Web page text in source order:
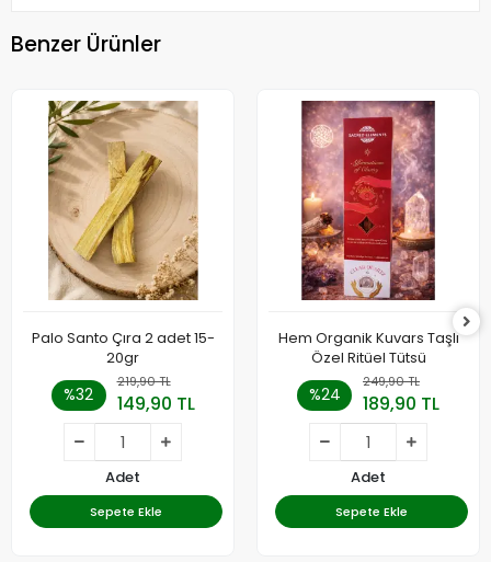
Benzer Ürünler
Palo Santo Çıra 2 adet 15-
20gr
%32
219,90 TL
149,90 TL
Adet
Sepete Ekle
Hem Organik Kuvars Taşlı
Özel Ritüel Tütsü
%24
249,90 TL
189,90 TL
Adet
Sepete Ekle